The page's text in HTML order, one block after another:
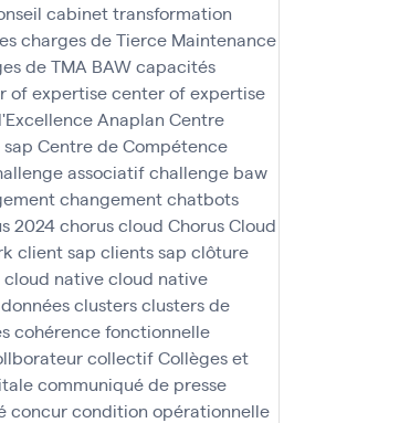
cabinet transformation
charges de Tierce Maintenance
de TMA BAWcapacités
of expertisecenter of expertise
Anaplan Centre
Centre de Compétence
associatifchallenge baw
changementchatbots
2024chorus cloud Chorus Cloud
client sap clients sap clôture
cloud nativecloud native
clustersclusters de
cohérence fonctionnelle
collectifCollèges et
communiqué de presse
concurcondition opérationnelle